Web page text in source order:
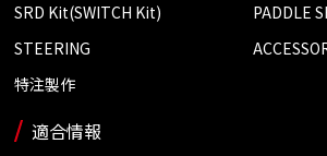
SRD Kit(SWITCH Kit)
PADDLE
STEERING
特注製作
適合情報